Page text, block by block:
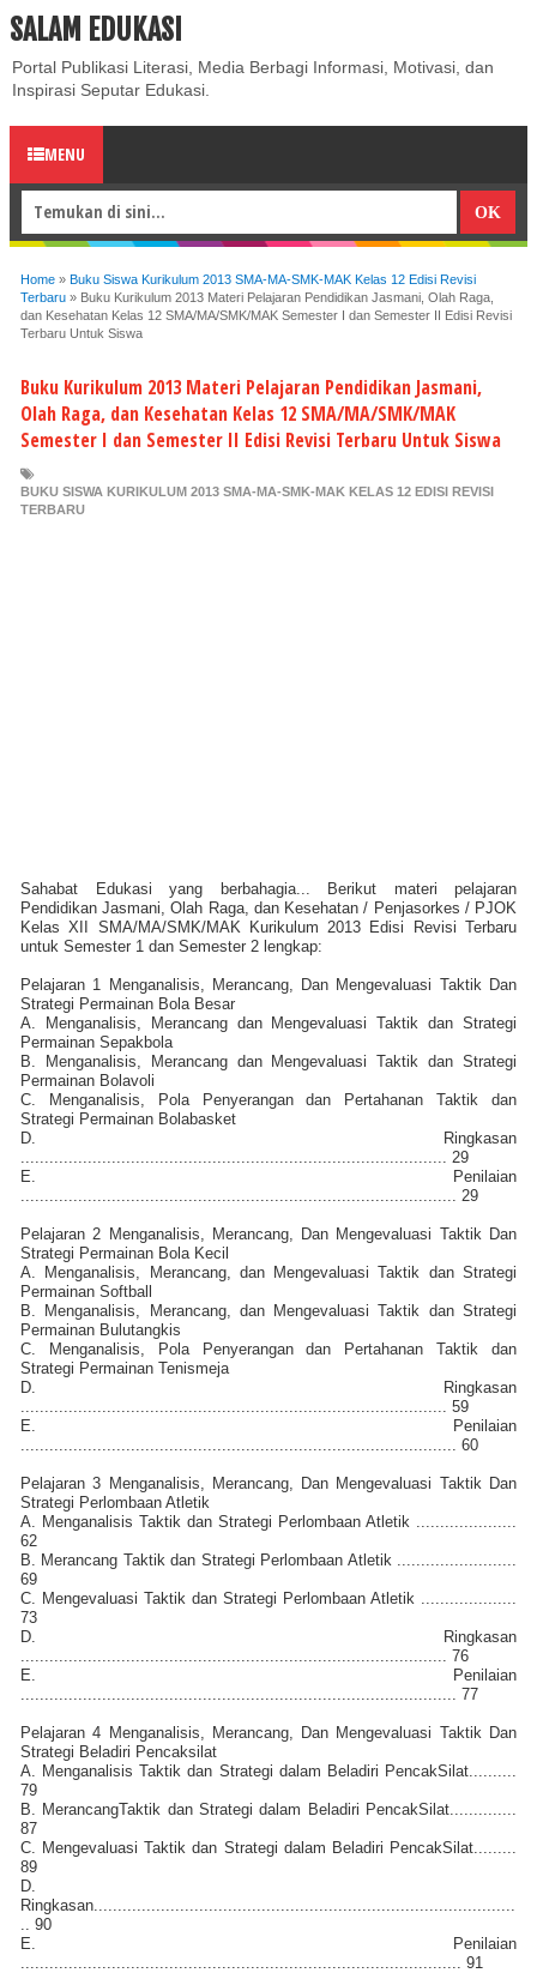
ABOUT CONTACT US
SALAM EDUKASI
Portal Publikasi Literasi, Media Berbagi Informasi, Motivasi, dan
Inspirasi Seputar Edukasi.
MENU
Home » Buku Siswa Kurikulum 2013 SMA-MA-SMK-MAK Kelas 12 Edisi Revisi
Terbaru » Buku Kurikulum 2013 Materi Pelajaran Pendidikan Jasmani, Olah Raga,
dan Kesehatan Kelas 12 SMA/MA/SMK/MAK Semester I dan Semester II Edisi Revisi
Terbaru Untuk Siswa
Buku Kurikulum 2013 Materi Pelajaran Pendidikan Jasmani,
Olah Raga, dan Kesehatan Kelas 12 SMA/MA/SMK/MAK
Semester I dan Semester II Edisi Revisi Terbaru Untuk Siswa
BUKU SISWA KURIKULUM 2013 SMA-MA-SMK-MAK KELAS 12 EDISI REVISI
TERBARU
Sahabat Edukasi yang berbahagia... Berikut materi pelajaran
Pendidikan Jasmani, Olah Raga, dan Kesehatan / Penjasorkes / PJOK
Kelas XII SMA/MA/SMK/MAK Kurikulum 2013 Edisi Revisi Terbaru
untuk Semester 1 dan Semester 2 lengkap:
Pelajaran 1 Menganalisis, Merancang, Dan Mengevaluasi Taktik Dan
Strategi Permainan Bola Besar
A. Menganalisis, Merancang dan Mengevaluasi Taktik dan Strategi
Permainan Sepakbola
B. Menganalisis, Merancang dan Mengevaluasi Taktik dan Strategi
Permainan Bolavoli
C. Menganalisis, Pola Penyerangan dan Pertahanan Taktik dan
Strategi Permainan Bolabasket
D. Ringkasan
......................................................................................... 29
E. Penilaian
........................................................................................... 29
Pelajaran 2 Menganalisis, Merancang, Dan Mengevaluasi Taktik Dan
Strategi Permainan Bola Kecil
A. Menganalisis, Merancang, dan Mengevaluasi Taktik dan Strategi
Permainan Softball
B. Menganalisis, Merancang, dan Mengevaluasi Taktik dan Strategi
Permainan Bulutangkis
C. Menganalisis, Pola Penyerangan dan Pertahanan Taktik dan
Strategi Permainan Tenismeja
D. Ringkasan
......................................................................................... 59
E. Penilaian
........................................................................................... 60
Pelajaran 3 Menganalisis, Merancang, Dan Mengevaluasi Taktik Dan
Strategi Perlombaan Atletik
A. Menganalisis Taktik dan Strategi Perlombaan Atletik .....................
62
B. Merancang Taktik dan Strategi Perlombaan Atletik .........................
69
C. Mengevaluasi Taktik dan Strategi Perlombaan Atletik ....................
73
D. Ringkasan
......................................................................................... 76
E. Penilaian
........................................................................................... 77
Pelajaran 4 Menganalisis, Merancang, Dan Mengevaluasi Taktik Dan
Strategi Beladiri Pencaksilat
A. Menganalisis Taktik dan Strategi dalam Beladiri PencakSilat..........
79
B. MerancangTaktik dan Strategi dalam Beladiri PencakSilat..............
87
C. Mengevaluasi Taktik dan Strategi dalam Beladiri PencakSilat.........
89
D.
Ringkasan........................................................................................
.. 90
E. Penilaian
............................................................................................ 91